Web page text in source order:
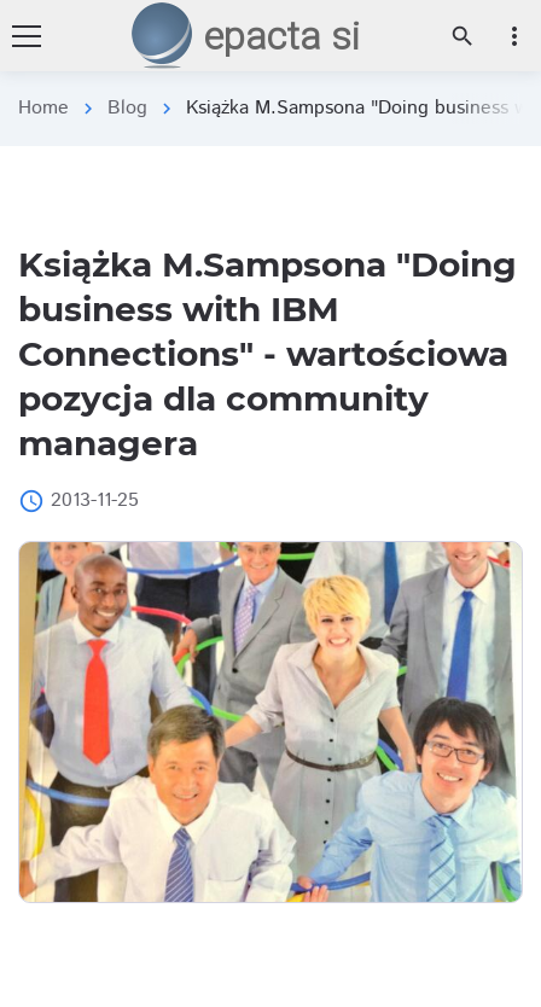
epacta si search more_vert
Home chevron_right Blog chevron_right Książka M.Sampsona "Doing business
Książka M.Sampsona "Doing
business with IBM
Connections" - wartościowa
pozycja dla community
managera
access_time 2013-11-25